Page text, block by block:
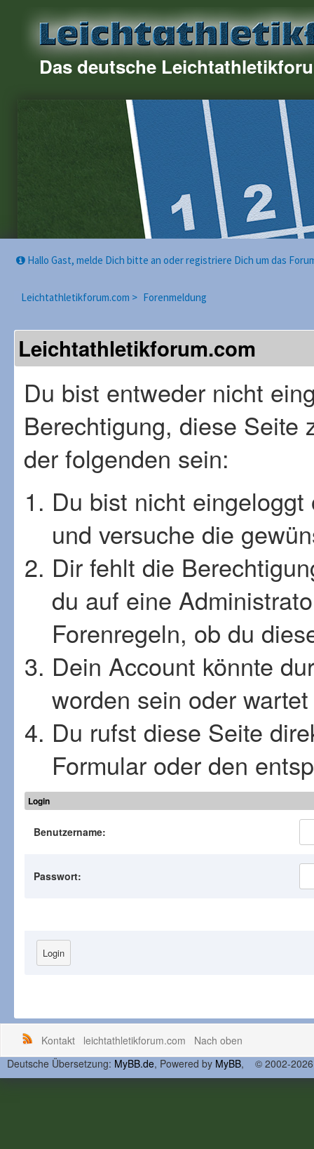
Das deutsche
Hallo Gast, melde Dich bitte an oder registriere Dich um das
Leichtathletikforum.com > Forenmeldung
Leichtathletikforum.com
Du bist entweder nicht
Berechtigung, diese Seite
der folgenden sein:
Du bist nicht
und versuche die
Dir fehlt die
du auf eine
Forenregeln, ob du
Dein Account könnte
worden sein oder
Du rufst diese Seite
Formular oder den
Login
Benutzername:
Passwort:
Kontakt leichtathletikforum.com
Nach oben
Deutsche Übersetzung: MyBB.de, Powered by MyBB, © 2002-